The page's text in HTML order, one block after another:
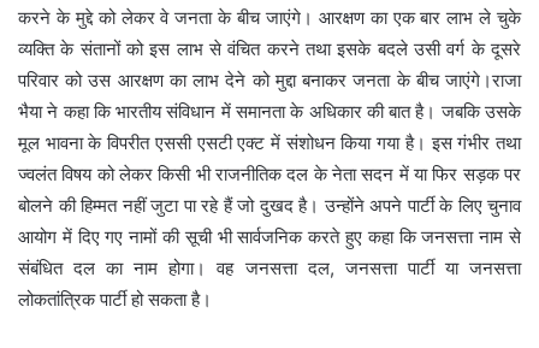
करने के मुद्दे को लेकर वे जनता के बीच जाएंगे। आरक्षण का एक बार लाभ ले चुके
व्यक्ति के संतानों को इस लाभ से वंचित करने तथा इसके बदले उसी वर्ग के दूसरे
परिवार को उस आरक्षण का लाभ देने को मुद्दा बनाकर जनता के बीच जाएंगे।राजा
भैया ने कहा कि भारतीय संविधान में समानता के अधिकार की बात है। जबकि उसके
मूल भावना के विपरीत एससी एसटी एक्ट में संशोधन किया गया है। इस गंभीर तथा
ज्वलंत विषय को लेकर किसी भी राजनीतिक दल के नेता सदन में या फिर सड़क पर
बोलने की हिम्मत नहीं जुटा पा रहे हैं जो दुखद है। उन्होंने अपने पार्टी के लिए चुनाव
आयोग में दिए गए नामों की सूची भी सार्वजनिक करते हुए कहा कि जनसत्ता नाम से
संबंधित दल का नाम होगा। वह जनसत्ता दल, जनसत्ता पार्टी या जनसत्ता
लोकतांत्रिक पार्टी हो सकता है।